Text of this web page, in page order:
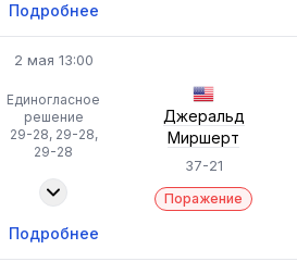
Подробнее
2 мая 13:00
Единогласное
решение
29-28, 29-28,
29-28
Джеральд
Миршерт
37-21
Поражение
Подробнее